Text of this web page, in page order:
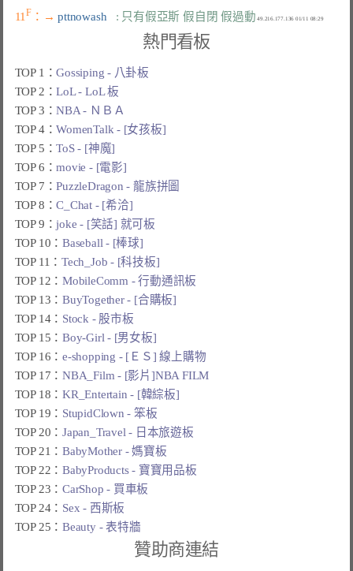
11F ：→ pttnowash : 只有假亞斯 假自閉 假過動 49.216.177.136 01/11 08:29
熱門看板
TOP 1：Gossiping - 八卦板
TOP 2：LoL - LoL 板
TOP 3：NBA - ＮＢＡ
TOP 4：WomenTalk - [女孩板]
TOP 5：ToS - [神魔]
TOP 6：movie - [電影]
TOP 7：PuzzleDragon - 龍族拼圖
TOP 8：C_Chat - [希洽]
TOP 9：joke - [笑話] 就可板
TOP 10：Baseball - [棒球]
TOP 11：Tech_Job - [科技板]
TOP 12：MobileComm - 行動通訊板
TOP 13：BuyTogether - [合購板]
TOP 14： Stock - 股市板
TOP 15：Boy-Girl - [男女板]
TOP 16：e-shopping - [ＥＳ] 線上購物
TOP 17：NBA_Film - [影片]NBA FILM
TOP 18：KR_Entertain - [韓綜板]
TOP 19： StupidClown - 笨板
TOP 20：Japan_Travel - 日本旅遊板
TOP 21：BabyMother - 媽寶板
TOP 22：BabyProducts - 寶寶用品板
TOP 23：CarShop - 買車板
TOP 24： Sex - 西斯板
TOP 25：Beauty - 表特牆
贊助商連結